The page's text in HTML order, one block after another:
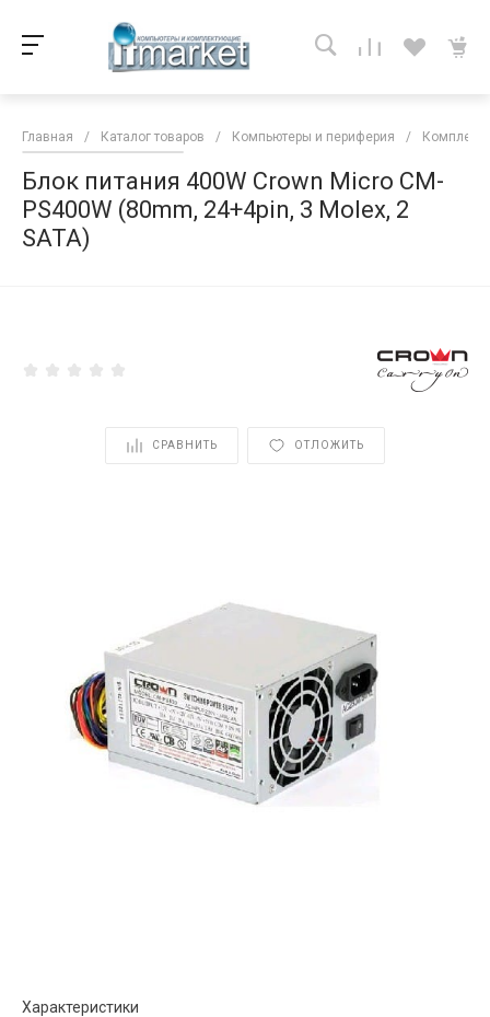
Главная / Каталог товаров / Компьютеры и периферия /
Блок питания 400W Crown Micro CM-
PS400W (80mm, 24+4pin, 3 Molex, 2
SATA)
СРАВНИТЬ ОТЛОЖИТЬ
Характеристики